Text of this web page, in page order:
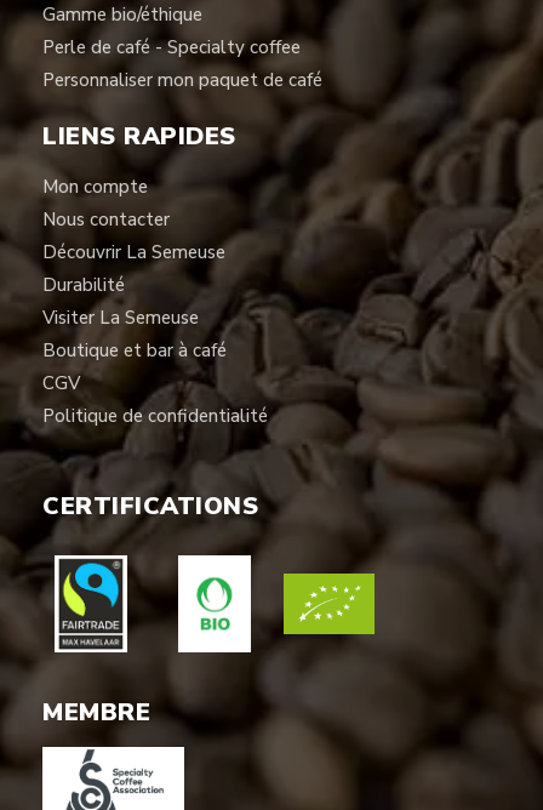
Gamme bio/éthique
Perle de café - Specialty coffee
Personnaliser mon paquet de café
LIENS RAPIDES
Mon compte
Nous contacter
Découvrir La Semeuse
Durabilité
Visiter La Semeuse
Boutique et bar à café
CGV
Politique de confidentialité
CERTIFICATIONS
MEMBRE